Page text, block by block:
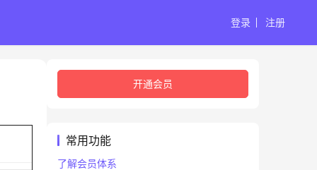
登录 注册
开通会员
常用功能
了解会员体系